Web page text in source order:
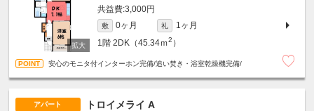
3,000円
敷 0ヶ月 礼
1ヶ月
1階 2DK（45.34ｍ2 ）
安心のモニタ付インターホン完備/追い焚き・浴室乾燥機完備/
アパート トロイメライ A